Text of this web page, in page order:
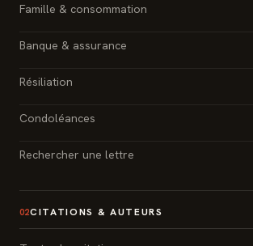
Famille & consommation
Banque & assurance
Résiliation
Condoléances
Rechercher une lettre
02CITATIONS & AUTEURS